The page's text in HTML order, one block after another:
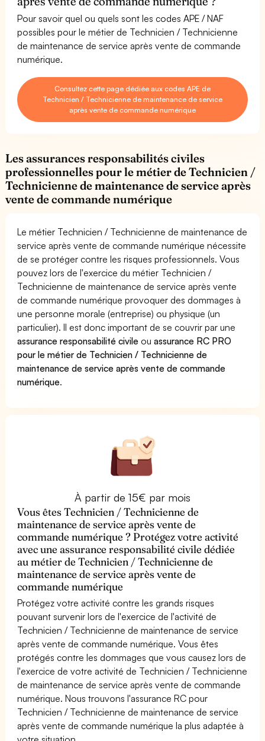
Pour savoir quel ou quels sont les codes APE / NAF
possibles pour le métier de Technicien / Technicienne
de maintenance de service après vente de commande
numérique.
Consultez cette page dédiée aux codes APE de
Technicien / Technicienne de maintenance de service
après vente de commande numérique
Les assurances responsabilités civiles
professionnelles pour le métier de Technicien /
Technicienne de maintenance de service après
vente de commande numérique
Le métier Technicien / Technicienne de maintenance de
service après vente de commande numérique nécessite
de se protéger contre les risques professionnels. Vous
pouvez lors de l'exercice du métier Technicien /
Technicienne de maintenance de service après vente
de commande numérique provoquer des dommages à
une personne morale (entreprise) ou physique (un
particulier). Il est donc important de se couvrir par une
assurance responsabilité civile ouassurance RC PRO
pour le métier de Technicien / Technicienne de
maintenance de service après vente de commande
numérique.
À partir de 15€ par mois
Vous êtes Technicien / Technicienne de
maintenance de service après vente de
commande numérique ? Protégez votre activité
avec une assurance responsabilité civile dédiée
au métier de Technicien / Technicienne de
maintenance de service après vente de
commande numérique
Protégez votre activité contre les grands risques
pouvant survenir lors de l'exercice de l'activité de
Technicien / Technicienne de maintenance de service
après vente de commande numérique. Vous êtes
protégés contre les dommages que vous causez lors de
l'exercice de votre activité de Technicien / Technicienne
de maintenance de service après vente de commande
numérique. Nous trouvons l'assurance RC pour
Technicien / Technicienne de maintenance de service
après vente de commande numérique la plus adaptée à